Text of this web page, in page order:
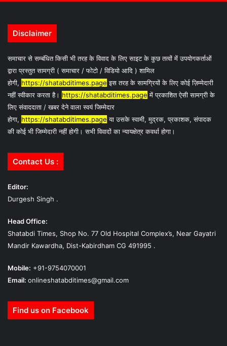
Disclaimer
समाचार से सम्बंधित किसी भी तरह के विवाद के लिए साइट के कुछ तत्वों में उपयोगकर्ताओं
द्वारा प्रस्तुत सामग्री ( समाचार / फोटो / विडियो आदि ) शामिल
होगी, https://shatabditimes.page इस तरह के सामग्रियों के लिए कोई ज़िम्मेदारी
नहीं स्वीकार करता है। https://shatabditimes.page में प्रकाशित ऐसी सामग्री के
लिए संवाददाता / खबर देने वाला स्वयं जिम्मेदार
होगा, https://shatabditimes.page या उसके स्वामी, मुद्रक, प्रकाशक, संपादक
की कोई भी जिम्मेदारी नहीं होगी। सभी विवादों का न्यायक्षेत्र कवर्धा होगा।
Contact Us :
Editor:
Durgesh Singh .
Head Office:
Shatabdi Times, Shop No. 77 Old Hospital Complex’s, Near Gayatri
Mandir Kawardha, Dist-Kabirdham CG 491995 .
Mobile: +91-9754070001
Email: onlineshatabditimes@gmail.com
Find us on Facebook